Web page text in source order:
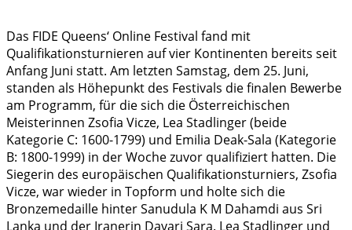
Das FIDE Queens‘ Online Festival fand mit
Qualifikationsturnieren auf vier Kontinenten bereits seit
Anfang Juni statt. Am letzten Samstag, dem 25. Juni,
standen als Höhepunkt des Festivals die finalen Bewerbe
am Programm, für die sich die Österreichischen
Meisterinnen Zsofia Vicze, Lea Stadlinger (beide
Kategorie C: 1600-1799) und Emilia Deak-Sala (Kategorie
B: 1800-1999) in der Woche zuvor qualifiziert hatten. Die
Siegerin des europäischen Qualifikationsturniers, Zsofia
Vicze, war wieder in Topform und holte sich die
Bronzemedaille hinter Sanudula K M Dahamdi aus Sri
Lanka und der Iranerin Davari Sara. Lea Stadlinger und